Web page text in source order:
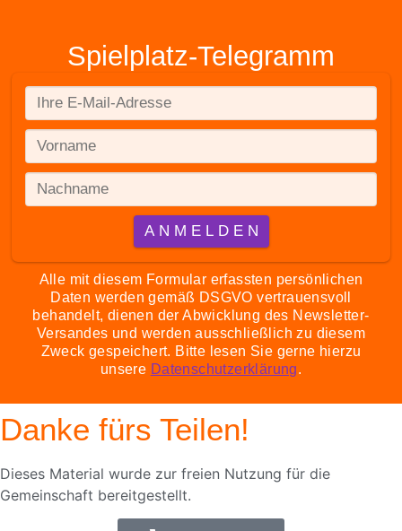
Spielplatz-Telegramm
Alle mit diesem Formular erfassten persönlichen
Daten werden gemäß DSGVO vertrauensvoll
behandelt, dienen der Abwicklung des Newsletter-
Versandes und werden ausschließlich zu diesem
Zweck gespeichert. Bitte lesen Sie gerne hierzu
unsere Datenschutzerklärung.
Danke fürs Teilen!
Dieses Material wurde zur freien Nutzung für die
Gemeinschaft bereitgestellt.